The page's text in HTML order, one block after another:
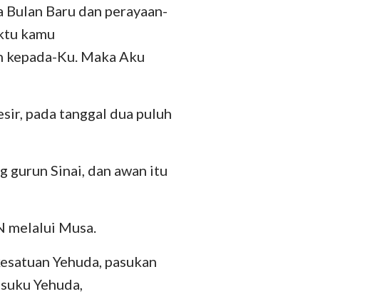
Baru dan perayaan-
kamu
kepada-Ku. Maka Aku
pada tanggal dua puluh
gurun Sinai, dan awan itu
melalui Musa.
Yehuda, pasukan
Yehuda,